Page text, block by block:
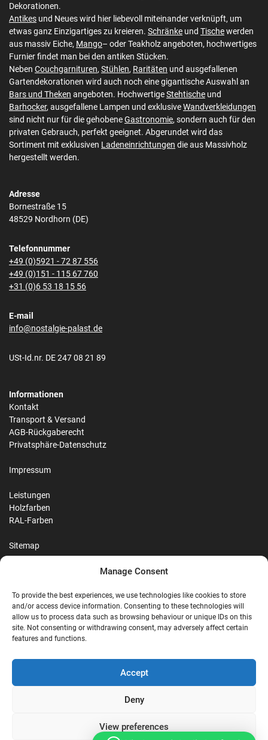
Manage Consent
To provide the best experiences, we use technologies like cookies to store
and/or access device information. Consenting to these technologies will
allow us to process data such as browsing behaviour or unique IDs on this
site. Not consenting or withdrawing consent, may adversely affect certain
features and functions.
Accept
Deny
View preferences
Dekorationen.
Antikes und Neues wird hier liebevoll miteinander verknüpft, um
etwas ganz Einzigartiges zu kreieren. Schränke und Tischewerden
aus massiv Eiche, Mango– oder Teakholz angeboten, hochwertiges
Furnier findet man bei den antiken Stücken.
Neben Couchgarnituren, Stühlen, Raritäten und ausgefallenen
Gartendekorationen wird auch noch eine gigantische Auswahl an
Bars und Theken angeboten. HochwertigeStehtische und
Barhocker, ausgefallene Lampen und exklusiveWandverkleidungen
sind nicht nur für die gehobeneGastronomie, sondern auch für den
privaten Gebrauch, perfekt geeignet. Abgerundet wird das
Sortiment mit exklusiven Ladeneinrichtungen die aus Massivholz
hergestellt werden.
Adresse
Bornestraße 15
48529 Nordhorn (DE)
Telefonnummer
+49 (0)5921 - 72 87 556
+49 (0)151 - 115 67 760
+31 (0)6 53 18 15 56
E-mail
info@nostalgie-palast.de
USt-Id.nr. DE 247 08 21 89
Informationen
Kontakt
Transport & Versand
AGB-Rückgaberecht
Privatsphäre-Datenschutz
Impressum
Leistungen
Holzfarben
RAL-Farben
Sitemap
G Google Reviews
reviews